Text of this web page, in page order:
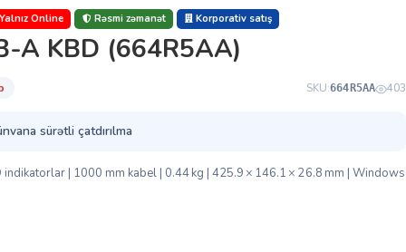
Online Rəsmi zəmanət Korporativ satış
A KBD (664R5AA)
SKU:664R5AA 403
sürətli çatdırılma
indikatorlar | 1000 mm kabel | 0.44 kg | 425.9 × 146.1 × 26.8 mm | Windows